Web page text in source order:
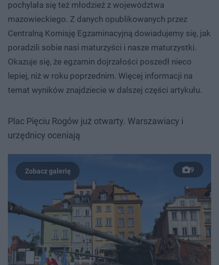
pochylała się też młodzież z województwa
mazowieckiego. Z danych opublikowanych przez
Centralną Komisję Egzaminacyjną dowiadujemy się, jak
poradzili sobie nasi maturzyści i nasze maturzystki.
Okazuje się, że egzamin dojrzałości poszedł nieco
lepiej, niż w roku poprzednim. Więcej informacji na
temat wyników znajdziecie w dalszej części artykułu.
Plac Pięciu Rogów już otwarty. Warszawiacy i
urzędnicy oceniają
9